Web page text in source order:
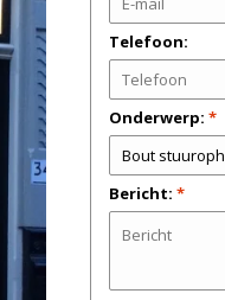
Telefoon:
Onderwerp: *
Bericht: *